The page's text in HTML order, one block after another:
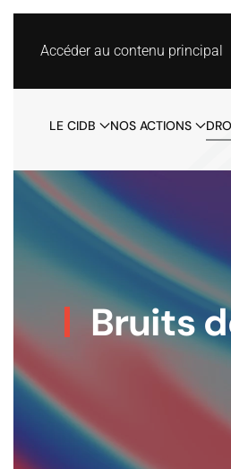
Accéder au contenu principal
LE CIDB NOS ACTIONS
Bruits